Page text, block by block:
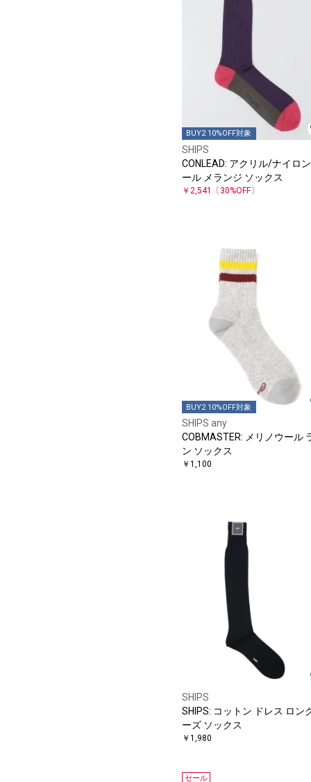
BUY2 10%OFF対象
SHIPS
CONLEAD: アクリル/ナイロ
ール メランジ ソックス
￥2,541 〔30%OFF〕
BUY2 10%OFF対象
SHIPS any
COBMASTER: メリノウール
ン ソックス
￥1,100
SHIPS
SHIPS: コットン ドレス ロン
ーズ ソックス
￥1,980
セール